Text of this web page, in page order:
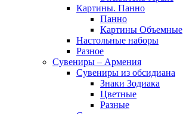
Картины. Панно
Панно
Картины Объемные
Настольные наборы
Разное
Сувениры – Армения
Сувениры из обсидиана
Знаки Зодиака
Цветные
Разные